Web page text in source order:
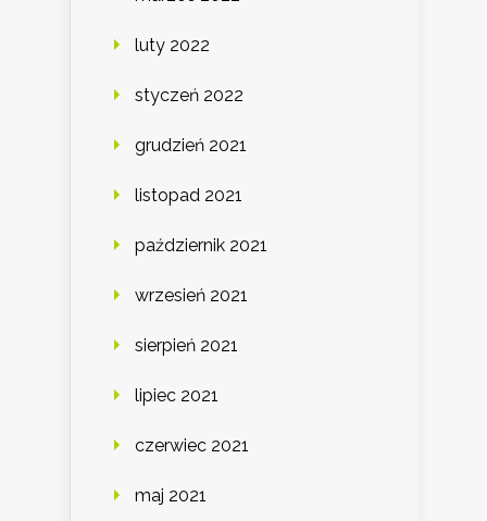
luty 2022
styczeń 2022
grudzień 2021
listopad 2021
październik 2021
wrzesień 2021
sierpień 2021
lipiec 2021
czerwiec 2021
maj 2021